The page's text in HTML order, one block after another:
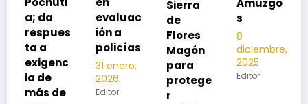
evaluac
ión a
policías
31 enero,
2026
Editor
Sierra
de
Flores
Magón
para
protege
r
s
8
diciembre,
2025
Editor
ía
13
noviembre,
2025
Editor